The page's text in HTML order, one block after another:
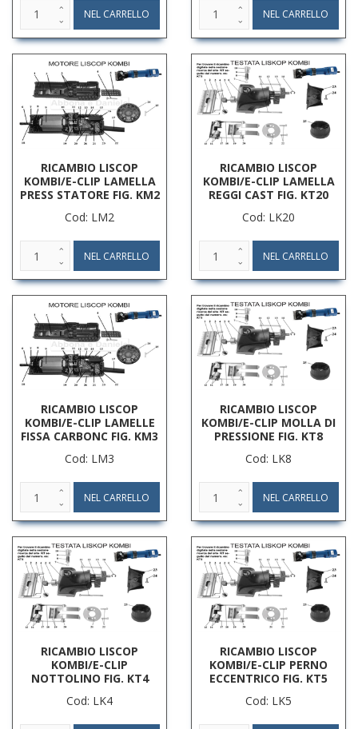
RICAMBIO LISCOP
KOMBI/E-CLIP LAMELLA
PRESS STATORE FIG. KM2
Cod: LM2
RICAMBIO LISCOP
KOMBI/E-CLIP LAMELLA
REGGI CAST FIG. KT20
Cod: LK20
RICAMBIO LISCOP
KOMBI/E-CLIP LAMELLE
FISSA CARBONC FIG. KM3
Cod: LM3
RICAMBIO LISCOP
KOMBI/E-CLIP MOLLA DI
PRESSIONE FIG. KT8
Cod: LK8
RICAMBIO LISCOP
KOMBI/E-CLIP
NOTTOLINO FIG. KT4
Cod: LK4
RICAMBIO LISCOP
KOMBI/E-CLIP PERNO
ECCENTRICO FIG. KT5
Cod: LK5